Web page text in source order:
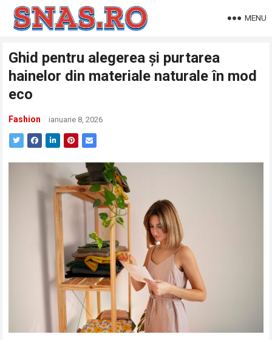
MENU
Ghid pentru alegerea și purtarea
hainelor din materiale naturale în mod
eco
Fashion ianuarie 8, 2026